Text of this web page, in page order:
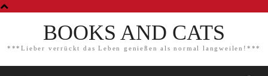
BOOKS AND CATS
***Lieber verrückt das Leben genießen als normal langweilen!***